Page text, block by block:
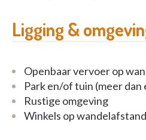
Ligging &
Openbaar vervoer op
Park en/of tuin (meer dan
Rustige omgeving
Winkels op wandelafstand